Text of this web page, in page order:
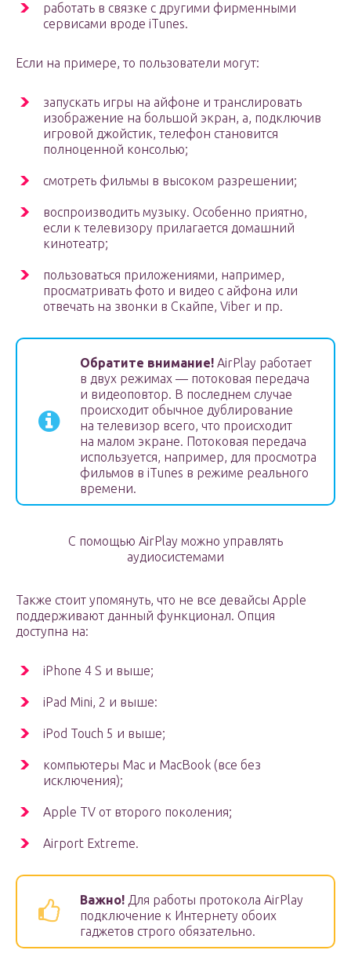
работать в связке с другими фирменными
сервисами вроде iTunes.
Если на примере, то пользователи могут:
запускать игры на айфоне и транслировать
изображение на большой экран, а, подключив
игровой джойстик, телефон становится
полноценной консолью;
смотреть фильмы в высоком разрешении;
воспроизводить музыку. Особенно приятно,
если к телевизору прилагается домашний
кинотеатр;
пользоваться приложениями, например,
просматривать фото и видео с айфона или
отвечать на звонки в Скайпе, Viber и пр.
Обратите внимание! AirPlay работает
в двух режимах — потоковая передача
и видеоповтор. В последнем случае
происходит обычное дублирование
на телевизор всего, что происходит
на малом экране. Потоковая передача
используется, например, для просмотра
фильмов в iTunes в режиме реального
времени.
C помощью AirPlay можно управлять
аудиосистемами
Также стоит упомянуть, что не все девайсы Apple
поддерживают данный функционал. Опция
доступна на:
iPhone 4 S и выше;
iPad Mini, 2 и выше:
iPod Touch 5 и выше;
компьютеры Mac и MacBook (все без
исключения);
Apple TV от второго поколения;
Airport Extreme.
Важно! Для работы протокола AirPlay
подключение к Интернету обоих
гаджетов строго обязательно.